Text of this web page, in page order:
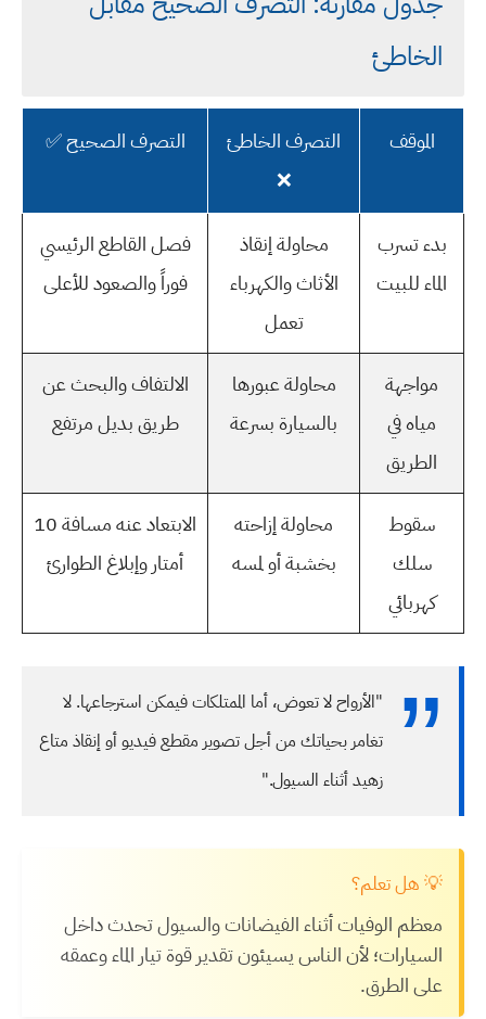
الخاطئ
الموقف
التصرف الخاطئ
❌
التصرف الصحيح ✅
بدء تسرب
الماء للبيت
محاولة إنقاذ
الأثاث والكهرباء
تعمل
فصل القاطع الرئيسي
فوراً والصعود للأعلى
مواجهة
مياه في
الطريق
محاولة عبورها
بالسيارة بسرعة
الالتفاف والبحث عن
طريق بديل مرتفع
سقوط
سلك
كهربائي
محاولة إزاحته
بخشبة أو لمسه
الابتعاد عنه مسافة 10
أمتار وإبلاغ الطوارئ
"الأرواح لا تعوض، أما الممتلكات فيمكن استرجاعها. لا
تغامر بحياتك من أجل تصوير مقطع فيديو أو إنقاذ متاع
زهيد أثناء السيول."
💡 هل تعلم؟
معظم الوفيات أثناء الفيضانات والسيول تحدث داخل
السيارات؛ لأن الناس يسيئون تقدير قوة تيار الماء وعمقه
على الطرق.